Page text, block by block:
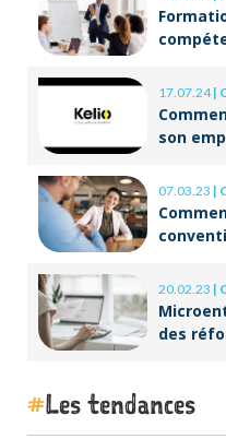
17.07.24|
son
07.03.23 |
20.02.23 |
des
Les tendances